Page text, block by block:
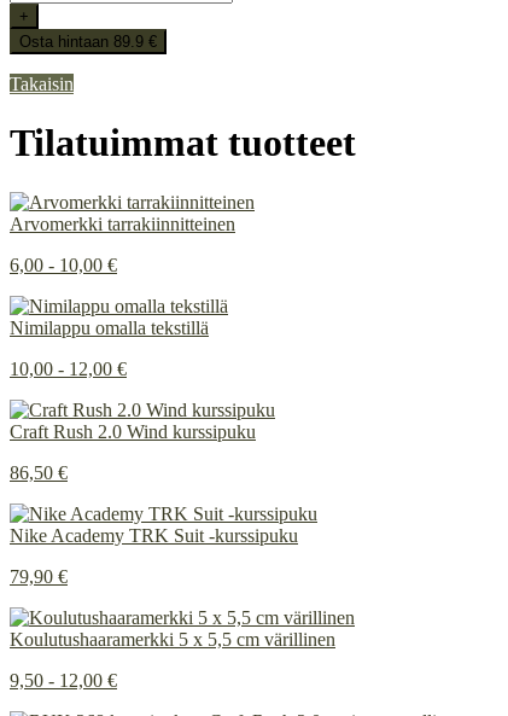
+
Osta hintaan 89.9 €
Takaisin
Tilatuimmat tuotteet
Arvomerkki tarrakiinnitteinen
6,00 - 10,00 €
Nimilappu omalla tekstillä
10,00 - 12,00 €
Craft Rush 2.0 Wind kurssipuku
86,50 €
Nike Academy TRK Suit -kurssipuku
79,90 €
Koulutushaaramerkki 5 x 5,5 cm värillinen
9,50 - 12,00 €